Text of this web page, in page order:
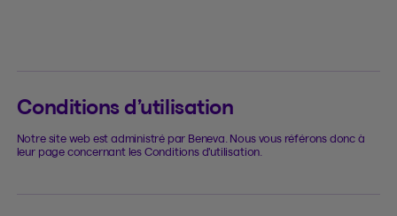
Conditions d’utilisation
Notre site web est administré par Beneva. Nous vous référons donc à
leur page concernant les Conditions d’utilisation.